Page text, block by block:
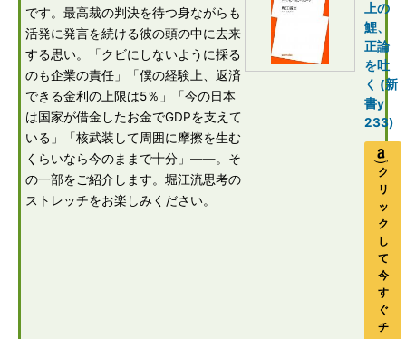
上の
鯉、
正論
を吐
く (新
書y
233)
ク
リ
ッ
ク
し
て
今
す
ぐ
チ
です。最高裁の判決を待つ身ながらも
活発に発言を続ける彼の頭の中に去来
する思い。「クビにしないように採る
のも企業の責任」「僕の経験上、返済
できる金利の上限は5％」「今の日本
は国家が借金したお金でGDPを支えて
いる」「核武装して周囲に摩擦を生む
くらいなら今のままで十分」――。そ
の一部をご紹介します。堀江流思考の
ストレッチをお楽しみください。